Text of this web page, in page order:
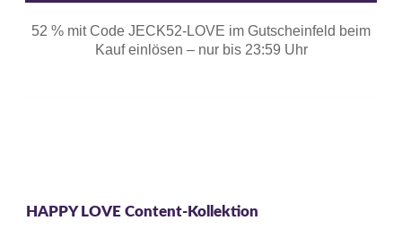
52 % mit Code JECK52-LOVE im Gutscheinfeld beim
Kauf einlösen – nur bis 23:59 Uhr
HAPPY LOVE Content-Kollektion